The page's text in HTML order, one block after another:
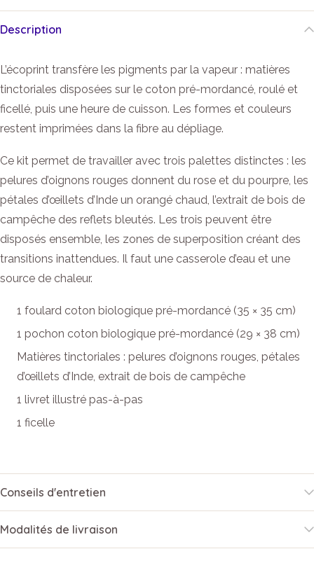
Description
L’écoprint transfère les pigments par la vapeur : matières
tinctoriales disposées sur le coton pré-mordancé, roulé et
ficellé, puis une heure de cuisson. Les formes et couleurs
restent imprimées dans la fibre au dépliage.
Ce kit permet de travailler avec trois palettes distinctes : les
pelures d’oignons rouges donnent du rose et du pourpre, les
pétales d’œillets d’Inde un orangé chaud, l’extrait de bois de
campêche des reflets bleutés. Les trois peuvent être
disposés ensemble, les zones de superposition créant des
transitions inattendues. Il faut une casserole d’eau et une
source de chaleur.
1 foulard coton biologique pré-mordancé (35 × 35 cm)
1 pochon coton biologique pré-mordancé (29 × 38 cm)
Matières tinctoriales : pelures d’oignons rouges, pétales
d’œillets d’Inde, extrait de bois de campêche
1 livret illustré pas-à-pas
1 ficelle
Conseils d'entretien
Modalités de livraison